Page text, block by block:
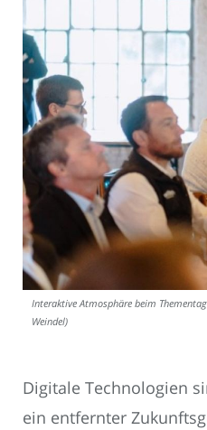
Interaktive Atmosphäre beim
Weindel)
Digitale Technologien
ein entfernter